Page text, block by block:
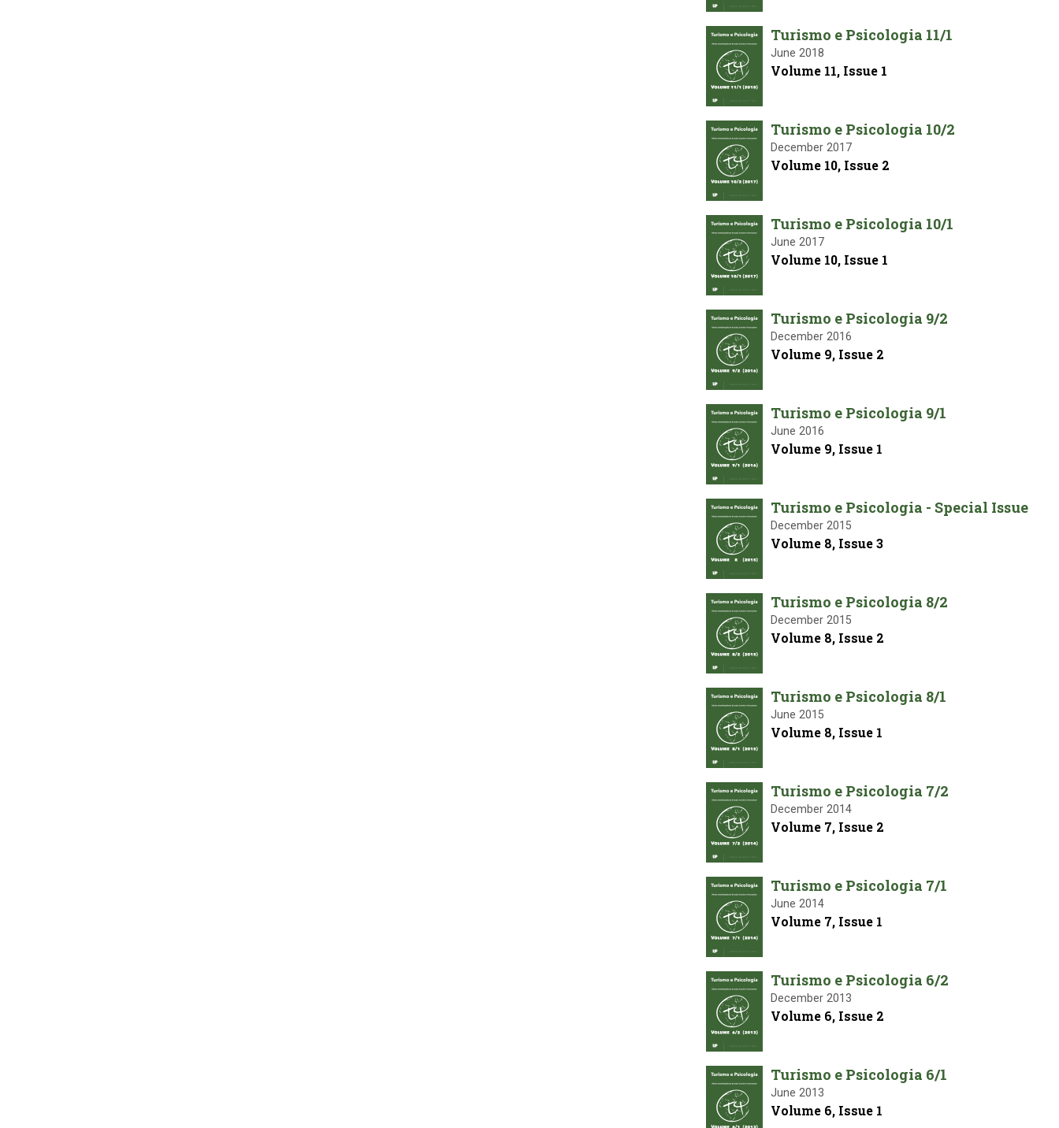
Turismo e Psicologia 11/1
June 2018
Volume 11, Issue 1
Turismo e Psicologia 10/2
December 2017
Volume 10, Issue 2
Turismo e Psicologia 10/1
June 2017
Volume 10, Issue 1
Turismo e Psicologia 9/2
December 2016
Volume 9, Issue 2
Turismo e Psicologia 9/1
June 2016
Volume 9, Issue 1
Turismo e Psicologia - Special Issue
December 2015
Volume 8, Issue 3
Turismo e Psicologia 8/2
December 2015
Volume 8, Issue 2
Turismo e Psicologia 8/1
June 2015
Volume 8, Issue 1
Turismo e Psicologia 7/2
December 2014
Volume 7, Issue 2
Turismo e Psicologia 7/1
June 2014
Volume 7, Issue 1
Turismo e Psicologia 6/2
December 2013
Volume 6, Issue 2
Turismo e Psicologia 6/1
June 2013
Volume 6, Issue 1